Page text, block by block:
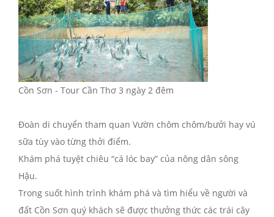
Cồn Sơn - Tour Cần Thơ 3 ngày 2 đêm
Đoàn di chuyển tham quan Vườn chôm chôm/bưởi hay vú
sữa tùy vào từng thởi điểm.
Khám phá tuyệt chiêu “cá lóc bay” của nông dân sông
Hậu.
Trong suốt hình trình khám phá và tìm hiểu về người và
đất Cồn Sơn quý khách sẽ được thưởng thức các trái cây